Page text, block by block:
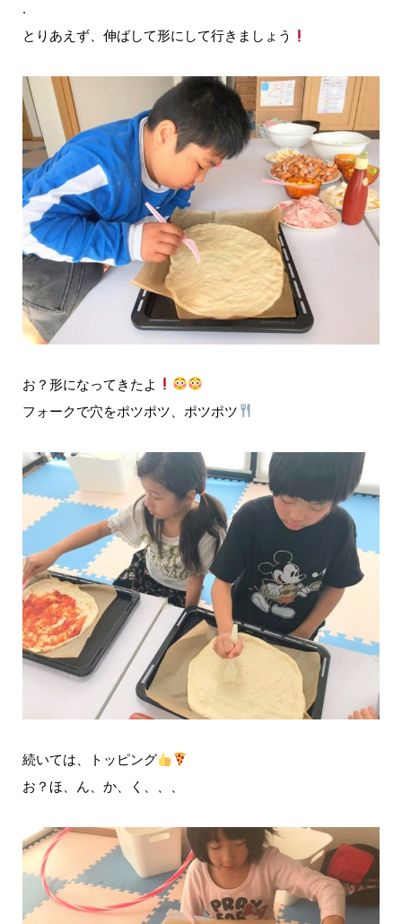
.
とりあえず、伸ばして形にして行きましょう
お？形になってきたよ
フォークで穴をポツポツ、ポツポツ
続いては、トッピング
お？ほ、ん、か、く、、、